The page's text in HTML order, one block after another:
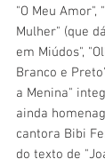
"O Meu Amor",
Mulher" (que
em Miúdos",
Branco e
a Menina"
ainda
cantora Bibi
do texto de